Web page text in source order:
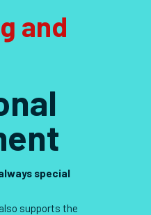
and
special
supports the